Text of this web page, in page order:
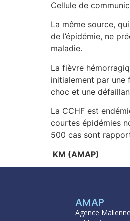
Cellule de
La même source,
de l’épidémie, ne
maladie.
La fièvre
initialement par une
choc et une
La CCHF est
courtes épidémies
500 cas sont
KM (AMAP)
AMAP
Agence